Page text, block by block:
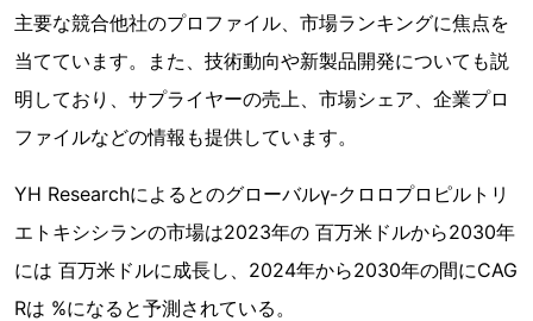
主要な競合他社のプロファイル、市場ランキングに焦点を
当てています。また、技術動向や新製品開発についても説
明しており、サプライヤーの売上、市場シェア、企業プロ
ファイルなどの情報も提供しています。
YH Researchによるとのグローバルγ-クロロプロピルトリ
エトキシシランの市場は2023年の 百万米ドルから2030年
には 百万米ドルに成長し、2024年から2030年の間にCAG
Rは %になると予測されている。